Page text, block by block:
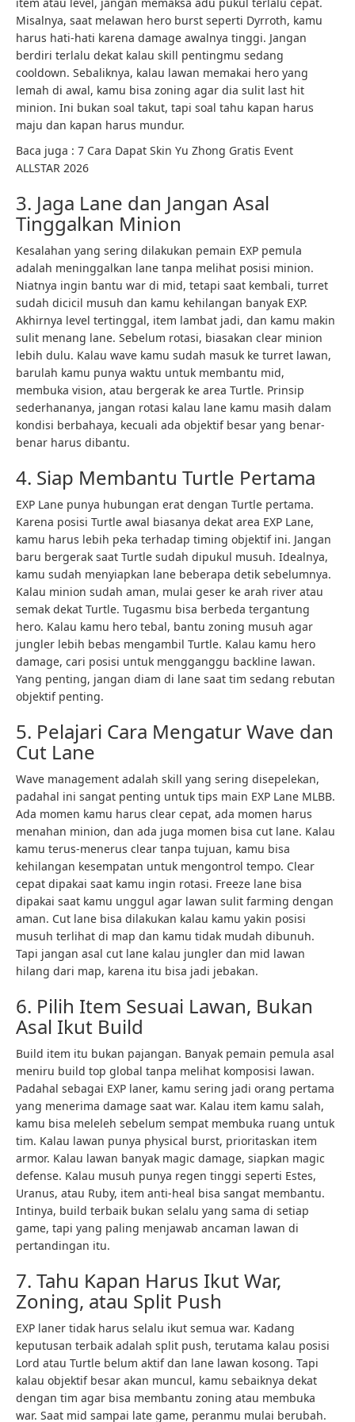
Misalnya, saat melawan hero burst seperti Dyrroth, kamu
harus hati-hati karena damage awalnya tinggi. Jangan
berdiri terlalu dekat kalau skill pentingmu sedang
cooldown. Sebaliknya, kalau lawan memakai hero yang
lemah di awal, kamu bisa zoning agar dia sulit last hit
minion. Ini bukan soal takut, tapi soal tahu kapan harus
maju dan kapan harus mundur.
Baca juga : 7 Cara Dapat Skin Yu Zhong Gratis Event
ALLSTAR 2026
3. Jaga Lane dan Jangan Asal
Tinggalkan Minion
Kesalahan yang sering dilakukan pemain EXP pemula
adalah meninggalkan lane tanpa melihat posisi minion.
Niatnya ingin bantu war di mid, tetapi saat kembali, turret
sudah dicicil musuh dan kamu kehilangan banyak EXP.
Akhirnya level tertinggal, item lambat jadi, dan kamu makin
sulit menang lane. Sebelum rotasi, biasakan clear minion
lebih dulu. Kalau wave kamu sudah masuk ke turret lawan,
barulah kamu punya waktu untuk membantu mid,
membuka vision, atau bergerak ke area Turtle. Prinsip
sederhananya, jangan rotasi kalau lane kamu masih dalam
kondisi berbahaya, kecuali ada objektif besar yang benar-
benar harus dibantu.
4. Siap Membantu Turtle Pertama
EXP Lane punya hubungan erat dengan Turtle pertama.
Karena posisi Turtle awal biasanya dekat area EXP Lane,
kamu harus lebih peka terhadap timing objektif ini. Jangan
baru bergerak saat Turtle sudah dipukul musuh. Idealnya,
kamu sudah menyiapkan lane beberapa detik sebelumnya.
Kalau minion sudah aman, mulai geser ke arah river atau
semak dekat Turtle. Tugasmu bisa berbeda tergantung
hero. Kalau kamu hero tebal, bantu zoning musuh agar
jungler lebih bebas mengambil Turtle. Kalau kamu hero
damage, cari posisi untuk mengganggu backline lawan.
Yang penting, jangan diam di lane saat tim sedang rebutan
objektif penting.
5. Pelajari Cara Mengatur Wave dan
Cut Lane
Wave management adalah skill yang sering disepelekan,
padahal ini sangat penting untuk tips main EXP Lane MLBB.
Ada momen kamu harus clear cepat, ada momen harus
menahan minion, dan ada juga momen bisa cut lane. Kalau
kamu terus-menerus clear tanpa tujuan, kamu bisa
kehilangan kesempatan untuk mengontrol tempo. Clear
cepat dipakai saat kamu ingin rotasi. Freeze lane bisa
dipakai saat kamu unggul agar lawan sulit farming dengan
aman. Cut lane bisa dilakukan kalau kamu yakin posisi
musuh terlihat di map dan kamu tidak mudah dibunuh.
Tapi jangan asal cut lane kalau jungler dan mid lawan
hilang dari map, karena itu bisa jadi jebakan.
6. Pilih Item Sesuai Lawan, Bukan
Asal Ikut Build
Build item itu bukan pajangan. Banyak pemain pemula asal
meniru build top global tanpa melihat komposisi lawan.
Padahal sebagai EXP laner, kamu sering jadi orang pertama
yang menerima damage saat war. Kalau item kamu salah,
kamu bisa meleleh sebelum sempat membuka ruang untuk
tim. Kalau lawan punya physical burst, prioritaskan item
armor. Kalau lawan banyak magic damage, siapkan magic
defense. Kalau musuh punya regen tinggi seperti Estes,
Uranus, atau Ruby, item anti-heal bisa sangat membantu.
Intinya, build terbaik bukan selalu yang sama di setiap
game, tapi yang paling menjawab ancaman lawan di
pertandingan itu.
7. Tahu Kapan Harus Ikut War,
Zoning, atau Split Push
EXP laner tidak harus selalu ikut semua war. Kadang
keputusan terbaik adalah split push, terutama kalau posisi
Lord atau Turtle belum aktif dan lane lawan kosong. Tapi
kalau objektif besar akan muncul, kamu sebaiknya dekat
dengan tim agar bisa membantu zoning atau membuka
war. Saat mid sampai late game, peranmu mulai berubah.